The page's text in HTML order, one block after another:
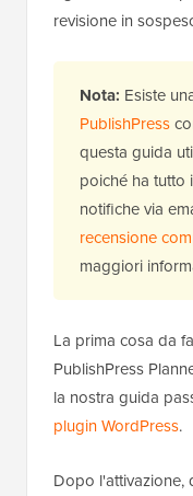
revisione in
Nota: Esiste
PublishPress
questa guida
poiché ha tutto
notifiche via
recensione
maggiori
La prima cosa da
PublishPress
la nostra guida
plugin WordPress.
Dopo l'attivazione,